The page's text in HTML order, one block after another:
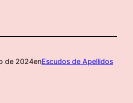
de 2024enEscudos de Apellidos